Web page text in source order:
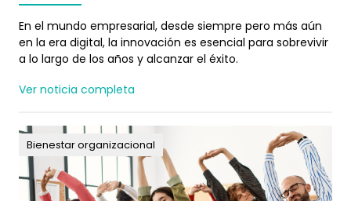
En el mundo empresarial, desde siempre pero más aún
en la era digital, la innovación es esencial para sobrevivir
a lo largo de los años y alcanzar el éxito.
Ver noticia completa
Bienestar organizacional